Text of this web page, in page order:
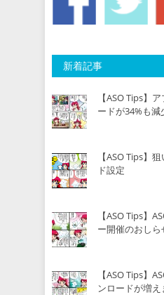
新着記事
【ASO Tips】
ードが34%も
【ASO Tips】
ド設定
【ASO Tips】
ー開催のおしら
【ASO Tips】
ンロードが増え